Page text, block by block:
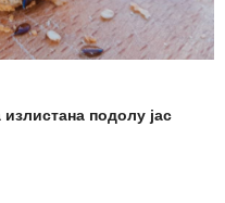
излистана подолу јас